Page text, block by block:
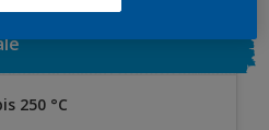
250 °C